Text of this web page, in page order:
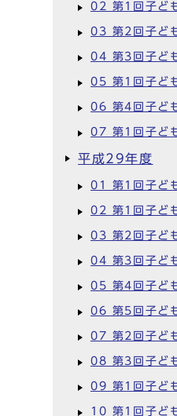
02 第1回子ど
03 第2回子ど
04 第3回子ど
05 第1回子ど
06 第4回子ど
07 第1回子ど
平成29年度
01 第1回子ど
02 第1回子ど
03 第2回子ど
04 第3回子ど
05 第4回子ど
06 第5回子ど
07 第2回子ど
08 第3回子ど
09 第1回子ど
10 第1回子ど